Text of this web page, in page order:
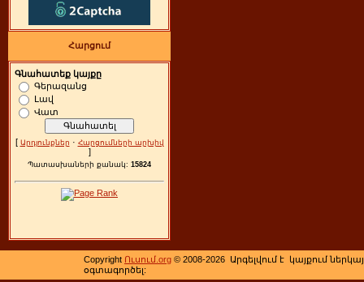
Հարցում
Գնահատեք կայքը
Գերազանց
Լավ
Վատ
[ Արդյունքներ · Հարցումների արխիվ
]
Պատասխաների քանակ: 15824
Copyright Ուսում.org © 2008-2026 Արգելվում է կայքում
օգտագործել: